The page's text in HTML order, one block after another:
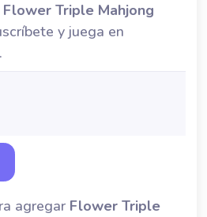
Flower Triple Mahjong
y juega en
.
agregar Flower Triple